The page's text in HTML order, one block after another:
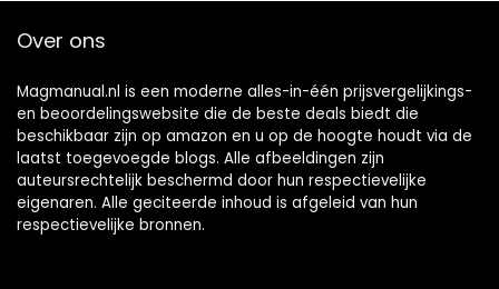
Over ons
Magmanual.nl is een moderne alles-in-één prijsvergelijkings-
en beoordelingswebsite die de beste deals biedt die
beschikbaar zijn op amazon en u op de hoogte houdt via de
laatst toegevoegde blogs. Alle afbeeldingen zijn
auteursrechtelijk beschermd door hun respectievelijke
eigenaren. Alle geciteerde inhoud is afgeleid van hun
respectievelijke bronnen.